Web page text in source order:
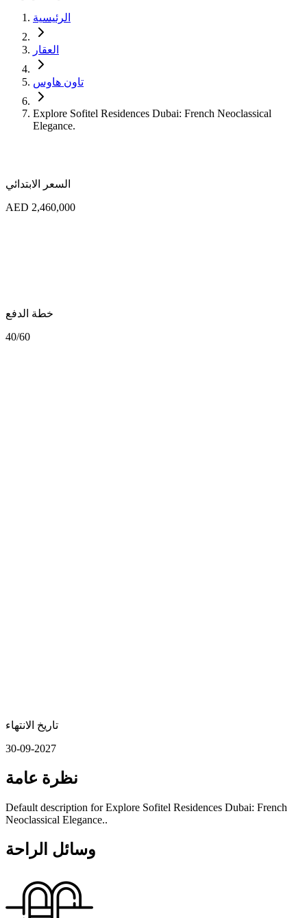
الرئيسية
العقار
تاون هاوس
Explore Sofitel Residences Dubai: French Neoclassical
Elegance.
السعر الابتدائي
AED 2,460,000
خطة الدفع
40/60
تاريخ الانتهاء
30-09-2027
نظرة عامة
Default description for Explore Sofitel Residences Dubai: French
Neoclassical Elegance..
وسائل الراحة